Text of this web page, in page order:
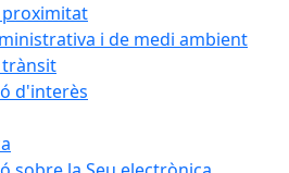
proximitat
i de medi ambient
trànsit
d'interès